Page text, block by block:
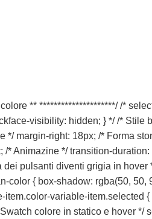
** *********************/ /*
visibility: hidden; } */ /*
*/ margin-right: 18px; /* Forma
* Animazine */ transition-
pulsanti diventi grigia in
color { box-shadow: rgba(50,
variable-item.selected
colore in statico e hover